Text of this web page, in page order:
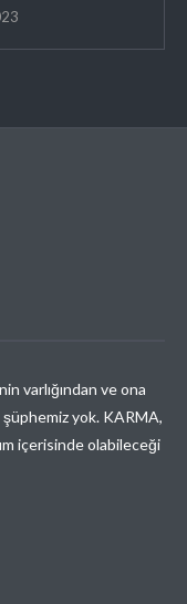
varlığından ve ona
şüphemiz yok. KARMA,
içerisinde olabileceği